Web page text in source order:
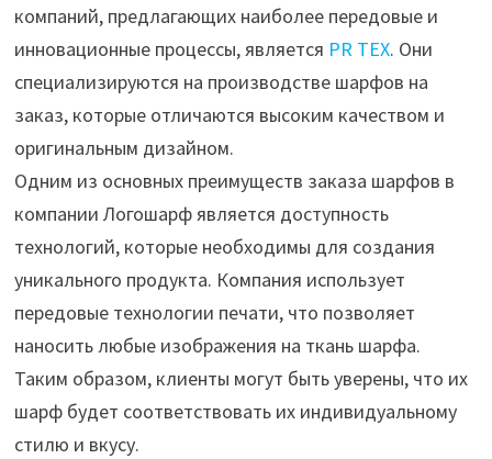
компаний, предлагающих наиболее передовые и
инновационные процессы, является PR TEX. Они
специализируются на производстве шарфов на
заказ, которые отличаются высоким качеством и
оригинальным дизайном.
Одним из основных преимуществ заказа шарфов в
компании Логошарф является доступность
технологий, которые необходимы для создания
уникального продукта. Компания использует
передовые технологии печати, что позволяет
наносить любые изображения на ткань шарфа.
Таким образом, клиенты могут быть уверены, что их
шарф будет соответствовать их индивидуальному
стилю и вкусу.